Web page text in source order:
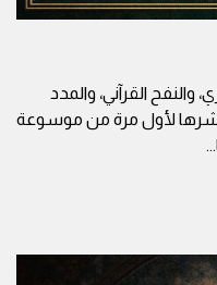
القرآني، والمدد
لأول مرة من موسوعة
...